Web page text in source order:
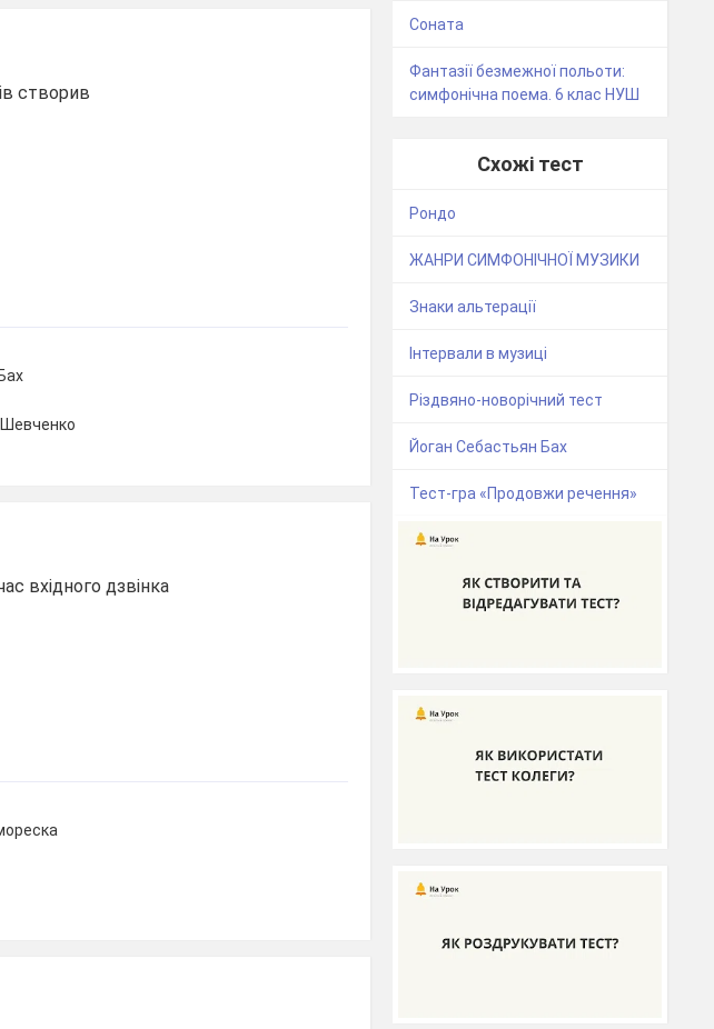
створив
вхідного дзвінка
Соната
Фантазії безмежної польоти:
симфонічна поема. 6 клас НУШ
Схожі тест
Рондо
ЖАНРИ СИМФОНІЧНОЇ МУЗИКИ
Знаки альтерації
Інтервали в музиці
Різдвяно-новорічний тест
Йоган Себастьян Бах
Тест-гра «Продовжи речення»